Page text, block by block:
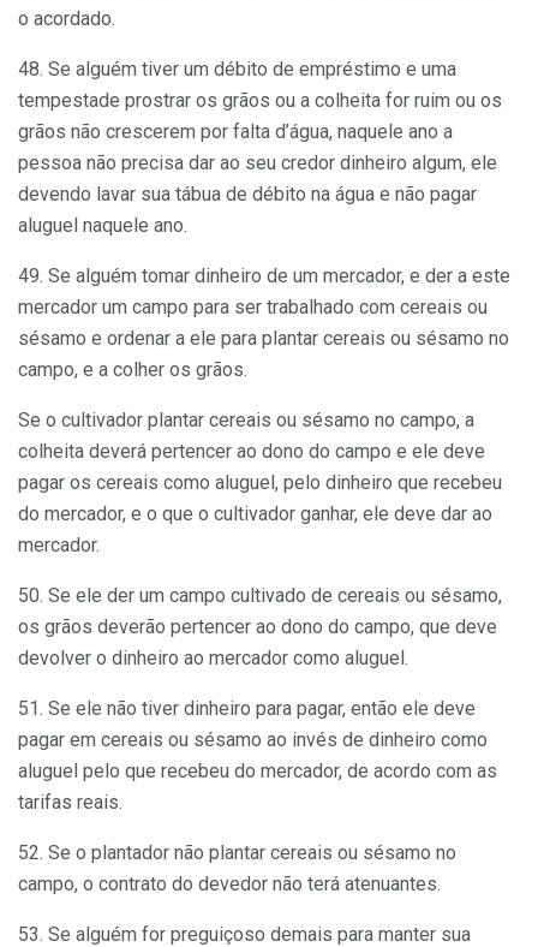
o acordado.
48. Se alguém tiver um débito de empréstimo e uma
tempestade prostrar os grãos ou a colheita for ruim ou os
grãos não crescerem por falta d’água, naquele ano a
pessoa não precisa dar ao seu credor dinheiro algum, ele
devendo lavar sua tábua de débito na água e não pagar
aluguel naquele ano.
49. Se alguém tomar dinheiro de um mercador, e der a este
mercador um campo para ser trabalhado com cereais ou
sésamo e ordenar a ele para plantar cereais ou sésamo no
campo, e a colher os grãos.
Se o cultivador plantar cereais ou sésamo no campo, a
colheita deverá pertencer ao dono do campo e ele deve
pagar os cereais como aluguel, pelo dinheiro que recebeu
do mercador, e o que o cultivador ganhar, ele deve dar ao
mercador.
50. Se ele der um campo cultivado de cereais ou sésamo,
os grãos deverão pertencer ao dono do campo, que deve
devolver o dinheiro ao mercador como aluguel.
51. Se ele não tiver dinheiro para pagar, então ele deve
pagar em cereais ou sésamo ao invés de dinheiro como
aluguel pelo que recebeu do mercador, de acordo com as
tarifas reais.
52. Se o plantador não plantar cereais ou sésamo no
campo, o contrato do devedor não terá atenuantes.
53. Se alguém for preguiçoso demais para manter sua